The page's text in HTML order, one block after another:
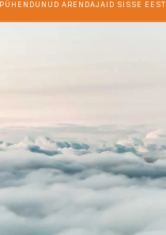
ARENDAJAID SISSE EESTI